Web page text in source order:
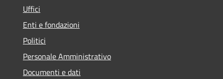
Uffici
Enti e fondazioni
Politici
Personale Amministrativo
Documenti e dati